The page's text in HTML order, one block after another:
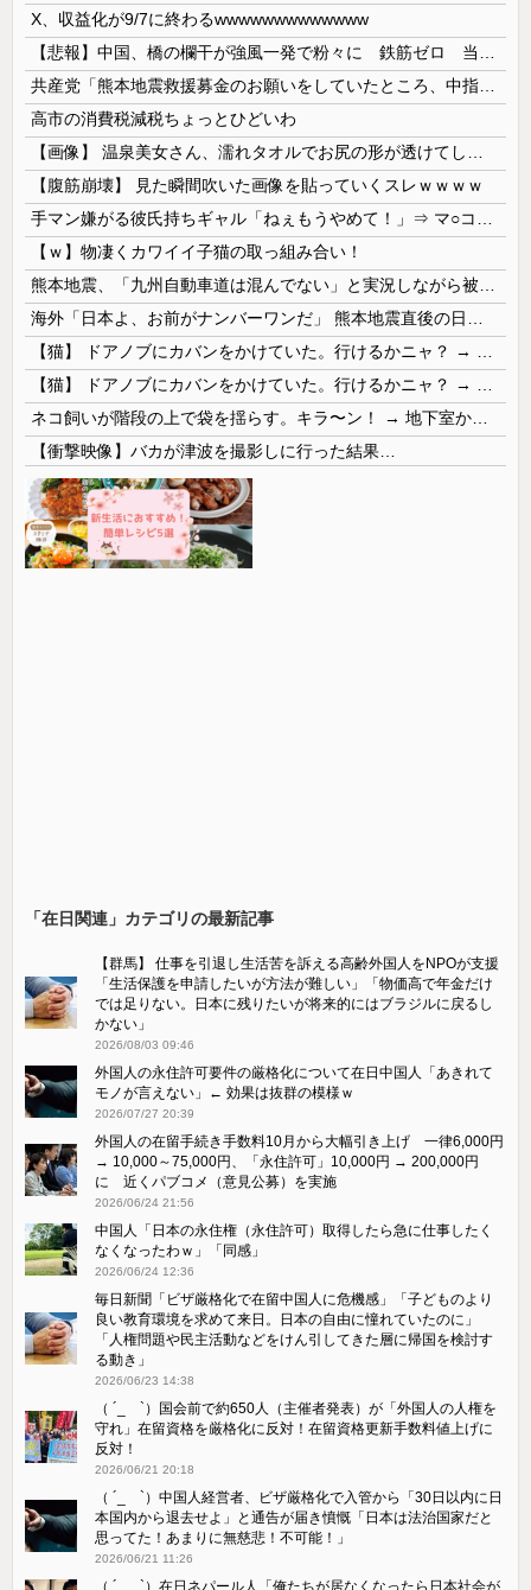
X、収益化が9/7に終わるwwwwwwwwwwwww
高市の消費税減税ちょっとひどいわ
【腹筋崩壊】 見た瞬間吹いた画像を貼っていくスレｗｗｗｗ
【ｗ】物凄くカワイイ子猫の取っ組み合い！
【衝撃映像】バカが津波を撮影しに行った結果…
「在日関連」カテゴリの最新記事
【群馬】 仕事を引退し生活苦を訴える高齢外国人をNPOが支援
「生活保護を申請したいが方法が難しい」「物価高で年金だけ
では足りない。日本に残りたいが将来的にはブラジルに戻るし
かない」
2026/08/03 09:46
外国人の永住許可要件の厳格化について在日中国人「あきれて
モノが言えない」← 効果は抜群の模様ｗ
2026/07/27 20:39
外国人の在留手続き手数料10月から大幅引き上げ 一律6,000円
→ 10,000～75,000円、「永住許可」10,000円 → 200,000円
に 近くパブコメ（意見公募）を実施
2026/06/24 21:56
中国人「日本の永住権（永住許可）取得したら急に仕事したく
なくなったわｗ」「同感」
2026/06/24 12:36
毎日新聞「ビザ厳格化で在留中国人に危機感」「子どものより
良い教育環境を求めて来日。日本の自由に憧れていたのに」
「人権問題や民主活動などをけん引してきた層に帰国を検討す
る動き」
2026/06/23 14:38
（ ´_ゝ`）国会前で約650人（主催者発表）が「外国人の人権を
守れ」在留資格を厳格化に反対！在留資格更新手数料値上げに
反対！
2026/06/21 20:18
（ ´_ゝ`）中国人経営者、ビザ厳格化で入管から「30日以内に日
本国内から退去せよ」と通告が届き憤慨「日本は法治国家だと
思ってた！あまりに無慈悲！不可能！」
2026/06/21 11:26
（ ´_ゝ`）在日ネパール人「俺たちが居なくなったら日本社会が